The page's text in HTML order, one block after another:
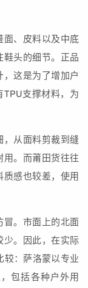
面、皮料以及中底
头的细节。正品
这是为了增加户
支撑材料，为
，从面料剪裁到缝
用。而莆田货往往
感也较差，使用
冒。市面上的北面
少。因此，在实际
较：萨洛蒙以专业
包括各种户外用